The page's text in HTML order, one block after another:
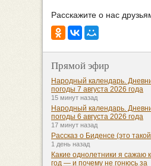
Расскажите о нас
Прямой эфир
Народный календарь.
погоды 7 августа 2026 года
15 минут назад
Народный календарь.
погоды 6 августа 2026 года
17 минут назад
Рассказ о Биденсе (это
1 день назад
Какие однолетники я сажаю
год — и почему не гонюсь за